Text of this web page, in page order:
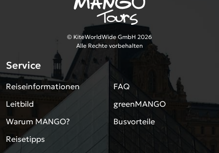
© KiteWorldWide GmbH 2026
Alle Rechte vorbehalten
Service
Reiseinformationen
Leitbild
Warum MANGO?
Reisetipps
FAQ
greenMANGO
Busvorteile